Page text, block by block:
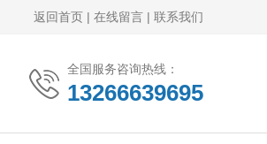
返回首页 | 在线留言 | 联系我们
全国服务咨询热线：
13266639695